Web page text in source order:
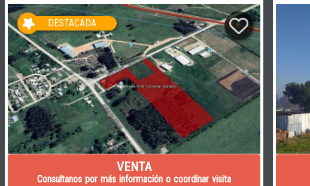
DESTACADA
VENTA
Consultanos por más información o coordinar visita